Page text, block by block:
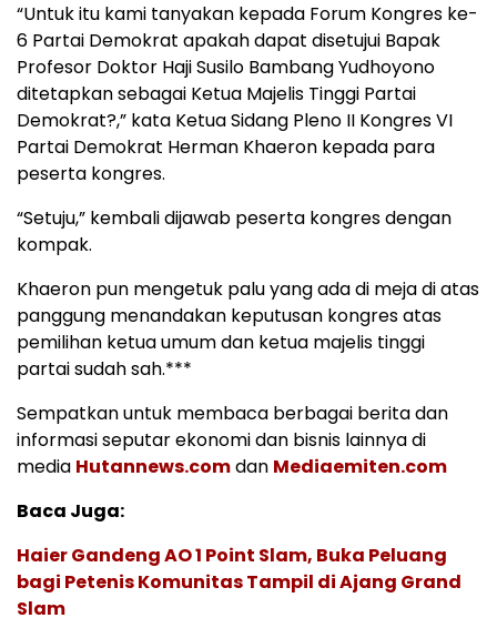
“Untuk itu kami tanyakan kepada Forum Kongres ke-
6 Partai Demokrat apakah dapat disetujui Bapak
Profesor Doktor Haji Susilo Bambang Yudhoyono
ditetapkan sebagai Ketua Majelis Tinggi Partai
Demokrat?,” kata Ketua Sidang Pleno II Kongres VI
Partai Demokrat Herman Khaeron kepada para
peserta kongres.
“Setuju,” kembali dijawab peserta kongres dengan
kompak.
Khaeron pun mengetuk palu yang ada di meja di atas
panggung menandakan keputusan kongres atas
pemilihan ketua umum dan ketua majelis tinggi
partai sudah sah.***
Sempatkan untuk membaca berbagai berita dan
informasi seputar ekonomi dan bisnis lainnya di
media Hutannews.comdan Mediaemiten.com
Baca Juga:
Haier Gandeng AO 1 Point Slam, Buka Peluang
bagi Petenis Komunitas Tampil di Ajang Grand
Slam